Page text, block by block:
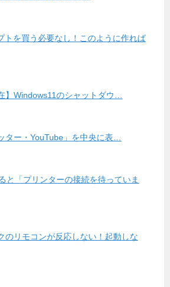
トを買う必要なし！このように作れば
】Windows11のシャットダウ…
ター・YouTube」を中央に表…
と「プリンターの接続を待っていま
のリモコンが反応しない！起動しな